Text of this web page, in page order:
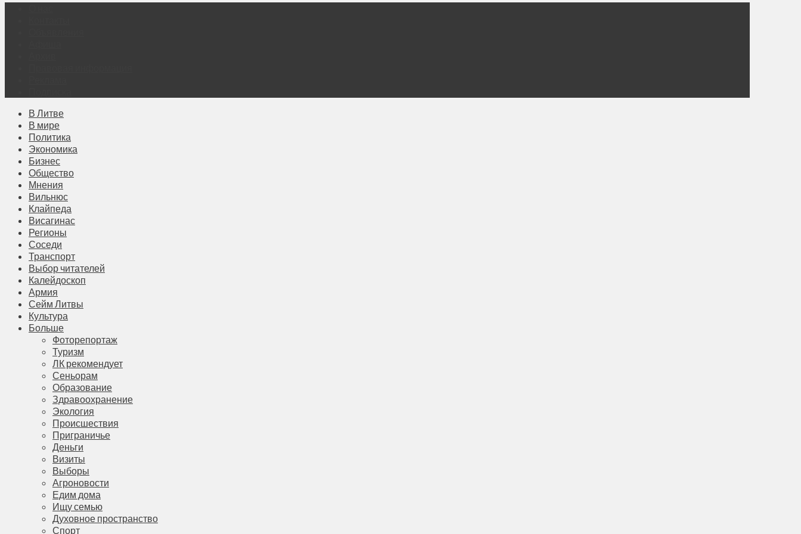
В Литве
В мире
Политика
Экономика
Бизнес
Общество
Мнения
Вильнюс
Клайпеда
Висагинас
Регионы
Соседи
Транспорт
Выбор читателей
Калейдоскоп
Армия
Сейм Литвы
Культура
Больше
Фоторепортаж
Туризм
ЛК рекомендует
Сеньорам
Образование
Здравоохранение
Экология
Происшествия
Приграничье
Деньги
Визиты
Выборы
Агроновости
Едим дома
Ищу семью
Духовное пространство
Спорт